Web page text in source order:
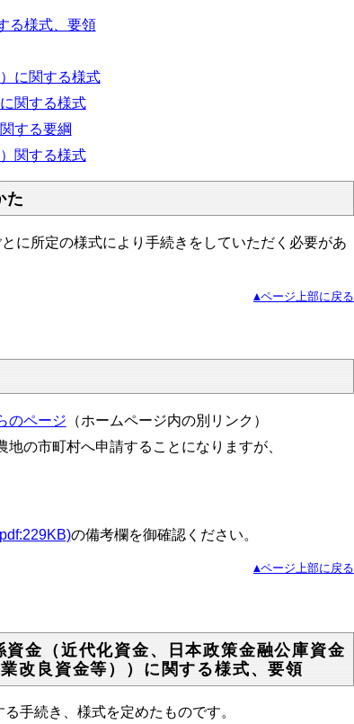
る様式、要領
に関する様式
関する様式
する要綱
関する様式
た
に所定の様式により手続きをしていただく必要があ
▲ページ上部に戻る
のページ （ホームページ内の別リンク）
の市町村へ申請することになりますが、
の備考欄を御確認ください。
▲ページ上部に戻る
金（近代化資金、日本政策金融公庫資金
改良資金等））に関する様式、要領
手続き、様式を定めたものです。